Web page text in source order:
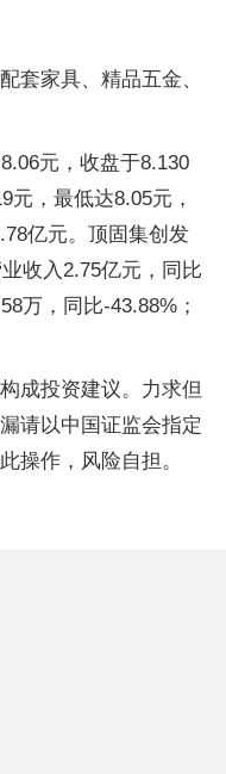
套家具、精品五金、
元，收盘于8.130
元，最低达8.05元，
亿元。顶固集创发
收入2.75亿元，同比
万，同比-43.88%；
成投资建议。力求但
请以中国证监会指定
操作，风险自担。